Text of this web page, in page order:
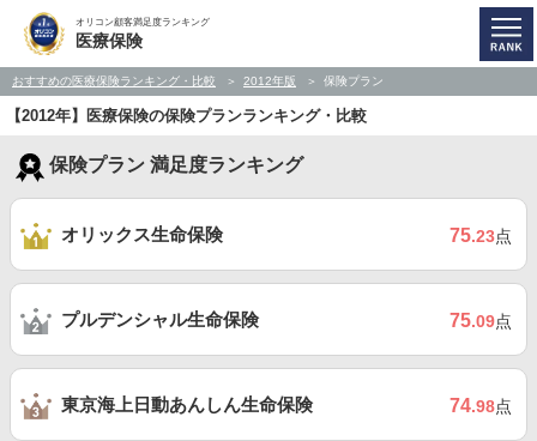
オリコン顧客満足度ランキング
医療保険
おすすめの医療保険ランキング・比較 2012年版 保険プラン
【2012年】医療保険の保険プランランキング・比較
保険プラン 満足度ランキング
オリックス生命保険 75.23点
プルデンシャル生命保険 75.09点
東京海上日動あんしん生命保険 74.98点